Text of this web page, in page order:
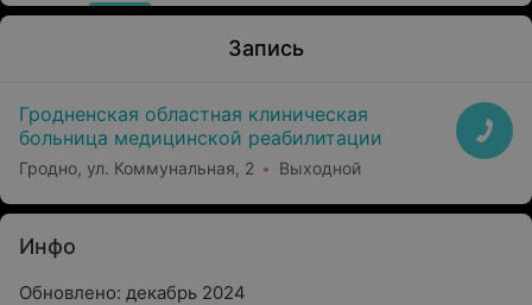
Запись
Гродненская областная клиническая
больница медицинской реабилитации
Гродно, ул. Коммунальная, 2 Выходной
Инфо
Обновлено: декабрь 2024